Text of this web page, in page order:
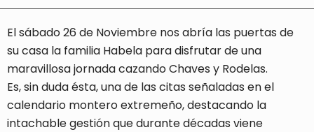
El sábado 26 de Noviembre nos abría las puertas de
su casa la familia Habela para disfrutar de una
maravillosa jornada cazando Chaves y Rodelas.
Es, sin duda ésta, una de las citas señaladas en el
calendario montero extremeño, destacando la
intachable gestión que durante décadas viene